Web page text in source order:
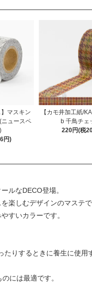
】マスキン
ニュースペ
円)
【カモ井加工紙/
b 千鳥チェ
220円(税
ルなDECO登場。
楽しむデザインのマステで
すいカラーです。
たりするときに養生に使
には最適です。